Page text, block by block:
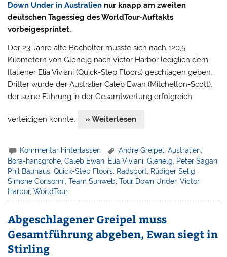
Down Under in Australien nur knapp am zweiten
deutschen Tagessieg des WorldTour-Auftakts
vorbeigesprintet.
Der 23 Jahre alte Bocholter musste sich nach 120,5
Kilometern von Glenelg nach Victor Harbor lediglich dem
Italiener Elia Viviani (Quick-Step Floors) geschlagen geben.
Dritter wurde der Australier Caleb Ewan (Mitchelton-Scott),
der seine Führung in der Gesamtwertung erfolgreich
verteidigen konnte. » Weiterlesen
Kommentar hinterlassen Andre Greipel ,Australien
Bora-hansgrohe ,Caleb Ewan Elia Viviani ,Glenelg Peter Sagan
Phil Bauhaus ,Quick-Step Floors Radsport Rüdiger Selig
Simone Consonni ,Team Sunweb ,Tour Down Under,Victor
Harbor,WorldTour
Abgeschlagener Greipel muss
Gesamtführung abgeben, Ewan siegt in
Stirling